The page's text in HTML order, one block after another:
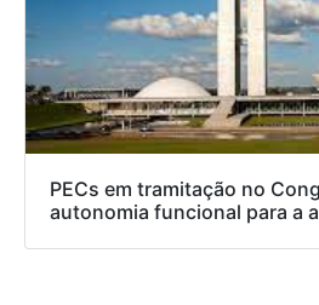
PECs em tramitação no
autonomia funcional para a